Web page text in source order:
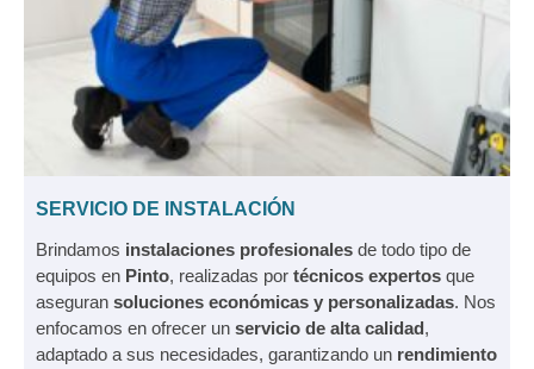
SERVICIO DE INSTALACIÓN
Brindamos instalaciones profesionales de todo tipo de
equipos en Pinto, realizadas por técnicos expertos que
aseguran soluciones económicas y personalizadas. Nos
enfocamos en ofrecer un servicio de alta calidad,
adaptado a sus necesidades, garantizando un rendimiento